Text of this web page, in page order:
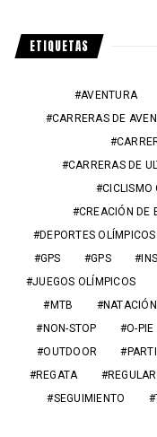
ETIQUETAS
AVENTURA
CARRERAS DE
CARRERAS DE
CICLISMO
CREACIÓN DE
DEPORTES OLÍMPICOS
GPS
GPS
JUEGOS OLÍMPICOS
MTB
NATACIÓN
NON-STOP
O-PIE
OUTDOOR
REGATA
SEGUIMIENTO